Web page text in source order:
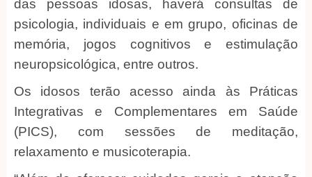
das pessoas idosas, haverá consultas de
psicologia, individuais e em grupo, oficinas de
memória, jogos cognitivos e estimulação
neuropsicológica, entre outros.
Os idosos terão acesso ainda às Práticas
Integrativas e Complementares em Saúde
(PICS), com sessões de meditação,
relaxamento e musicoterapia.